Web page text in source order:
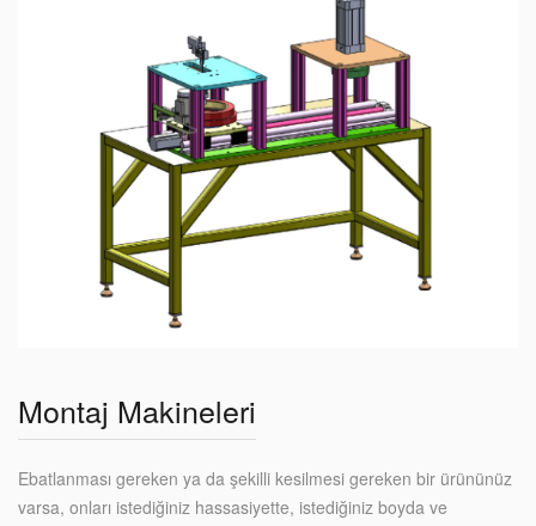
Montaj Makineleri
Ebatlanması gereken ya da şekilli kesilmesi gereken bir ürününüz
varsa, onları istediğiniz hassasiyette, istediğiniz boyda ve